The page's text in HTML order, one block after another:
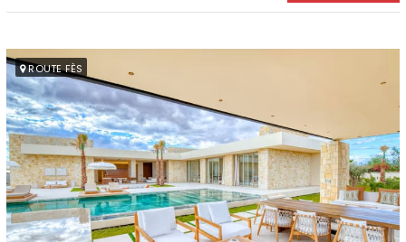
ROUTE FÈS